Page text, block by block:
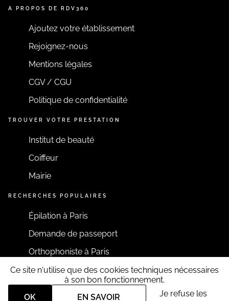
A PROPOS DE RDV360
Ajoutez votre établissement
Rejoignez-nous
Mentions légales
CGV / CGU
Politique de confidentialité
TROUVER VOTRE PRESTATION
Institut de beauté
Coiffeur
Mairie
RECHERCHES POPULAIRES
Épilation à Paris
Demande de passeport
Orthophoniste à Paris
RESTONS CONNECTÉS
Ce site n'utilise que des cookies techniques nécessaires
à son bon fonctionnement.
OK
EN SAVOIR Je refuse les